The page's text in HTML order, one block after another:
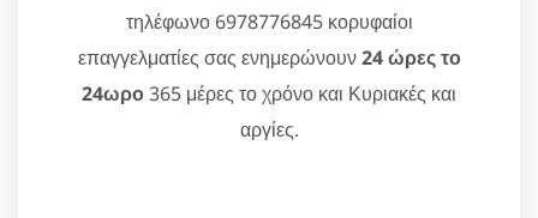
τηλέφωνο 6978776845 κορυφαίοι
επαγγελματίες σας ενημερώνουν24 ώρες το
24ωρο365 μέρες το χρόνο και Κυριακές και
αργίες.